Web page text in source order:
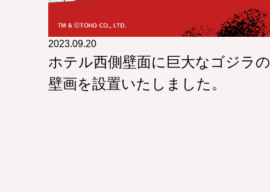
2023.09.20
ホテル西側壁面に巨大なゴジラの
壁画を設置いたしました。